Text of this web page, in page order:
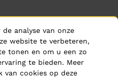
analyse van onze
website te verbeteren,
tonen en om u een zo
te bieden. Meer
van cookies op deze